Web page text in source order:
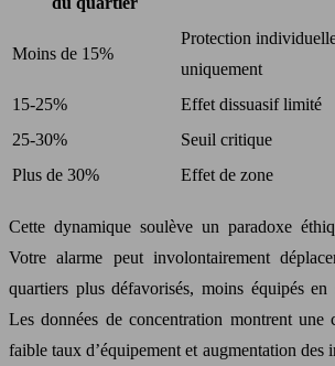
Moins de 15%
Protection
uniquement
15-25%
Effet dissuasif limité
25-30%
Seuil critique
Plus de 30%
Effet de zone
Cette dynamique soulève un paradoxe
Votre alarme peut involontairement
quartiers plus défavorisés, moins équipés en
Les données de concentration montrent une
faible taux d’équipement et augmentation des